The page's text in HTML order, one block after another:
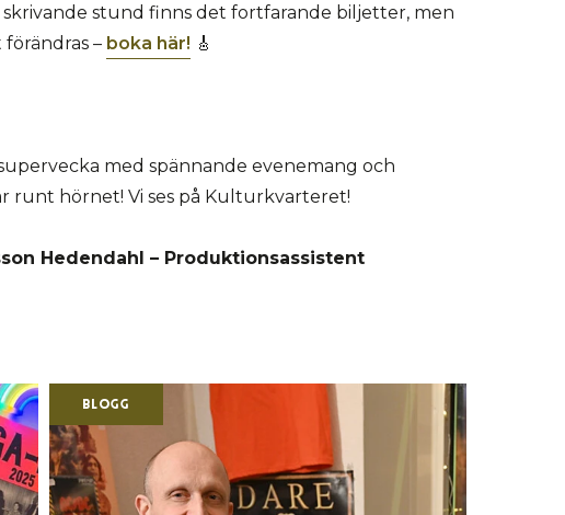
skrivande stund finns det fortfarande biljetter, men
– boka här! 🎸
med spännande evenemang och
runt hörnet! Vi ses på Kulturkvarteret!
Hedendahl – Produktionsassistent
Blogg